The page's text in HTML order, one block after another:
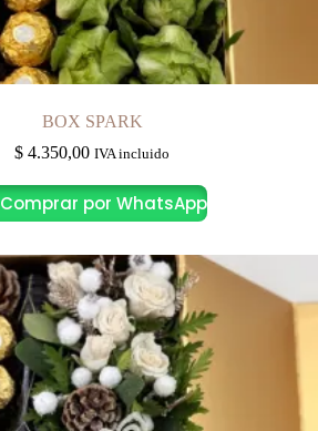
BOX SPARK
$ 4.350,00 IVA incluido
Comprar por WhatsApp